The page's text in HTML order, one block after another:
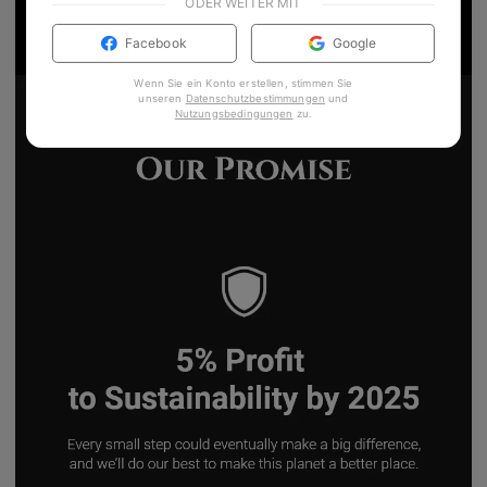
Facebook Google
Wenn Sie ein Konto erstellen, stimmen Sie
unseren Datenschutzbestimmungen und
Nutzungsbedingungen zu